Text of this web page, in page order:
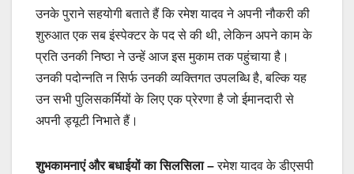
उनके पुराने सहयोगी बताते हैं कि रमेश यादव ने अपनी नौकरी की
शुरुआत एक सब इंस्पेक्टर के पद से की थी, लेकिन अपने काम के
प्रति उनकी निष्ठा ने उन्हें आज इस मुकाम तक पहुंचाया है।
उनकी पदोन्नति न सिर्फ उनकी व्यक्तिगत उपलब्धि है, बल्कि यह
उन सभी पुलिसकर्मियों के लिए एक प्रेरणा है जो ईमानदारी से
अपनी ड्यूटी निभाते हैं।
शुभकामनाएं और बधाईयों का सिलसिला –रमेश यादव के डीएसपी